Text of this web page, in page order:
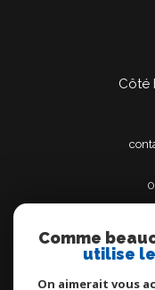
Côté
Comme
utilise
On aimerait vous